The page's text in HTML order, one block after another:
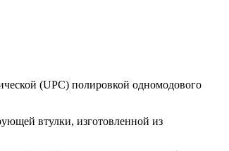
(UPC) полировкой одномодового
втулки, изготовленной из